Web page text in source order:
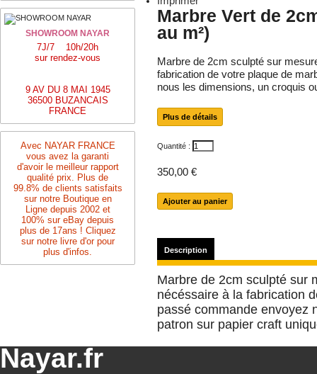
SHOWROOM NAYAR
7J/7 10h/20h
sur rendez-vous
9 AV DU 8 MAI 1945
36500 BUZANCAIS
FRANCE
Avec NAYAR FRANCE
vous avez la garanti
d'avoir le meilleur rapport
qualité prix. Plus de
99.8% de clients satisfaits
sur notre Boutique en
Ligne depuis 2002 et
100% sur eBay depuis
plus de 17ans ! Cliquez
sur notre livre d'or pour
plus d'infos.
Marbre Vert de
au m²)
Marbre de 2cm sculpté sur
fabrication de votre plaque de
nous les dimensions, un croquis
Plus de détails
Quantité :
350,00 €
Description
Marbre de 2cm sculpté sur
nécéssaire à la fabrication
passé commande envoyez
patron sur papier craft
Nayar.fr